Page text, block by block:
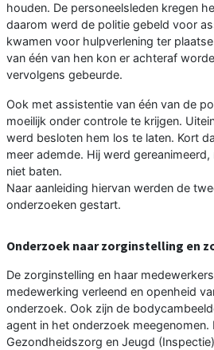
houden. De personeelsleden kregen
daarom werd de politie gebeld voor
kwamen voor hulpverlening ter
van één van hen kon er achteraf
vervolgens gebeurde.
Ook met assistentie van één van de
moeilijk onder controle te krijgen.
werd besloten hem los te laten. Kort
meer ademde. Hij werd
niet baten.
Naar aanleiding hiervan werden de
onderzoeken gestart.
Onderzoek naar zorginstelling en
De zorginstelling en haar
medewerking verleend en openheid
onderzoek. Ook zijn de
agent in het onderzoek meegenomen.
Gezondheidszorg en Jeugd